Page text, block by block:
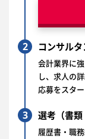
2 コンサル
会計業界に
し、求人の
応募をスタ
3 選考（書類
履歴書・職